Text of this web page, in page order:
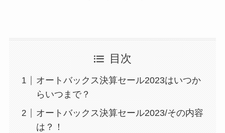
目次
オートバックス決算セール2023はいつか
らいつまで？
オートバックス決算セール2023/その内容
は？！